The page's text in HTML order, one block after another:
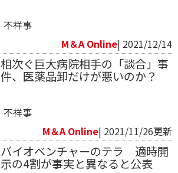
不祥事
M＆A Online| 2021/12/14
相次ぐ巨大病院相手の「談合」事
件、医薬品卸だけが悪いのか？
不祥事
M＆A Online| 2021/11/26更新
バイオベンチャーのテラ 適時開
示の4割が事実と異なると公表